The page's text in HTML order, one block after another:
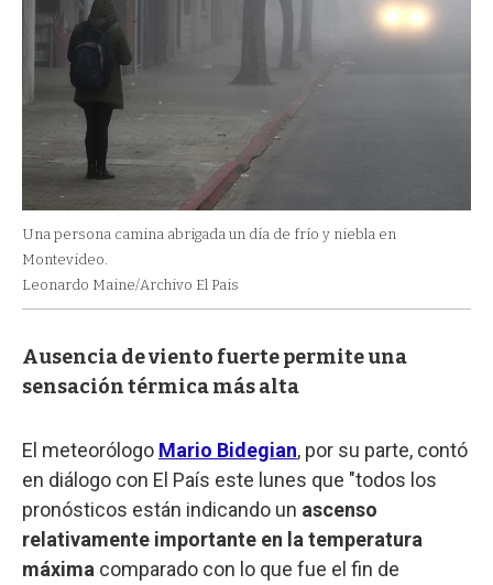
Una persona camina abrigada un día de frío y niebla en
Montevideo.
Leonardo Maine/Archivo El Pais
Ausencia de viento fuerte permite una
sensación térmica más alta
El meteorólogo Mario Bidegian, por su parte, contó
en diálogo con El País este lunes que "todos los
pronósticos están indicando un ascenso
relativamente importante en la temperatura
máxima comparado con lo que fue el fin de